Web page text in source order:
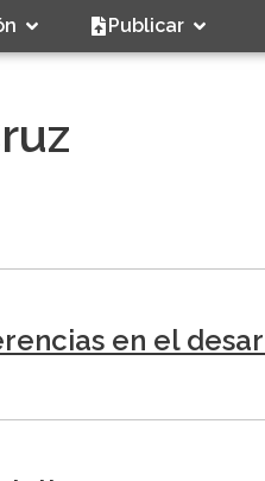
Publicar
en el